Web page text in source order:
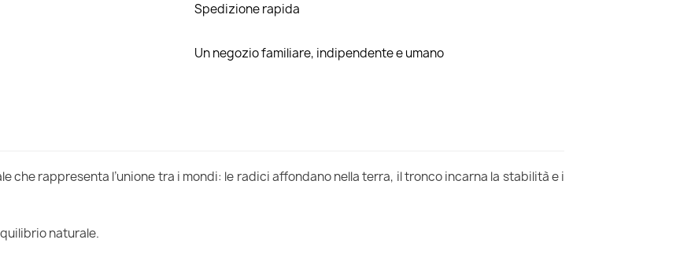
Spedizione rapida
Un negozio familiare, indipendente e umano
che rappresenta l’unione tra i mondi: le radici affondano nella terra, il tronco incarna la stabilità e i
naturale.